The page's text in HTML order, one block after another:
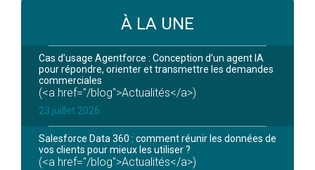
À LA UNE
Cas d’usage Agentforce : Conception d’un agent IA
pour répondre, orienter et transmettre les demandes
commerciales
(<a href="/blog">Actualités</a>)
23 juillet 2026
Salesforce Data 360 : comment réunir les données de
vos clients pour mieux les utiliser ?
(<a href="/blog">Actualités</a>)